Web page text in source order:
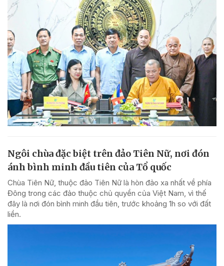
Ngôi chùa đặc biệt trên đảo Tiên Nữ, nơi đón
ánh bình minh đầu tiên của Tổ quốc
Chùa Tiên Nữ, thuộc đảo Tiên Nữ là hòn đảo xa nhất về phía
Đông trong các đảo thuộc chủ quyền của Việt Nam, vì thế
đây là nơi đón bình minh đầu tiên, trước khoảng 1h so với đất
liền.